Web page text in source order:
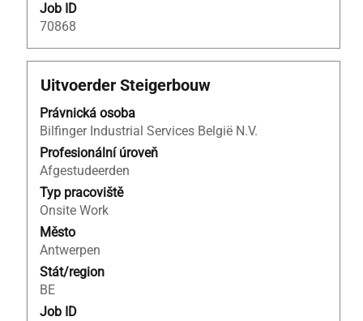
Job ID
70868
Titul
Uitvoerder Steigerbouw
Právnická osoba
Bilfinger Industrial Services België N.V.
Profesionální úroveň
Afgestudeerden
Typ pracoviště
Onsite Work
Město
Antwerpen
Stát/region
BE
Job ID
Vyberte
zobrazení
veškerých
informací
o
profesi.